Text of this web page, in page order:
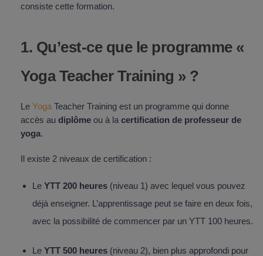
consiste cette formation.
1. Qu’est-ce que le programme «
Yoga Teacher Training » ?
Le Yoga Teacher Training est un programme qui donne
accès au diplôme ou à la certification de professeur de
yoga.
Il existe 2 niveaux de certification :
Le YTT 200 heures (niveau 1) avec lequel vous pouvez
déjà enseigner. L’apprentissage peut se faire en deux fois,
avec la possibilité de commencer par un YTT 100 heures.
Le YTT 500 heures (niveau 2), bien plus approfondi pour